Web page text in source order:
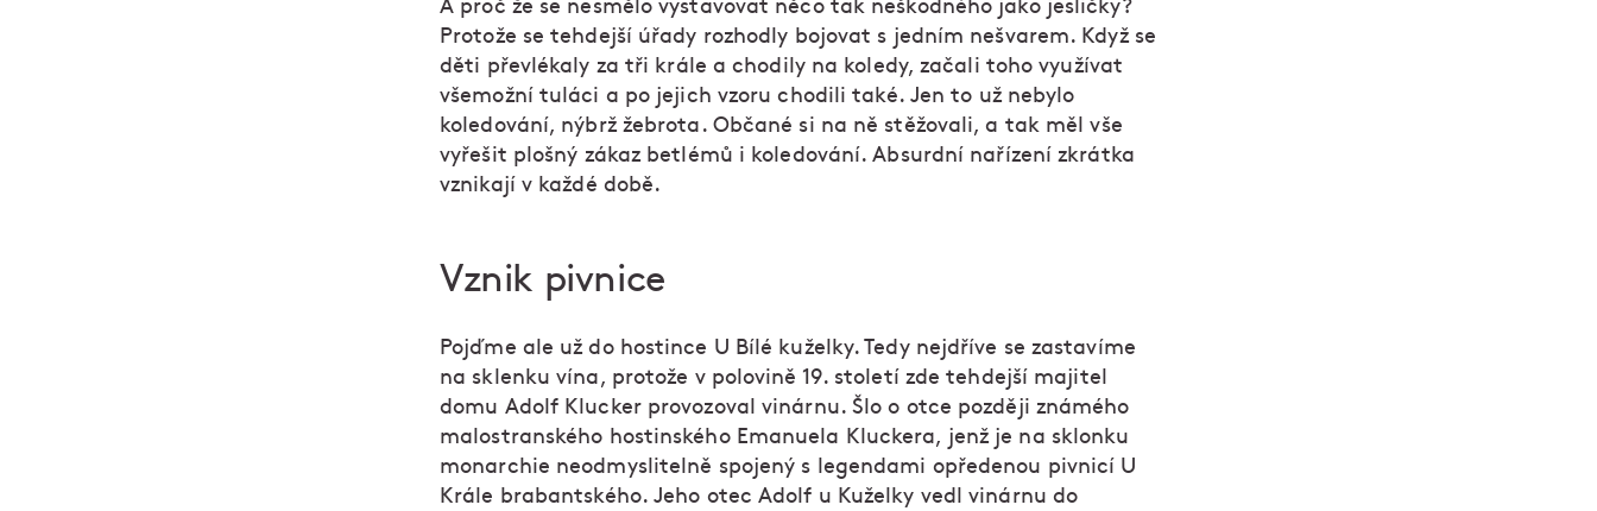
A proč že se nesmělo vystavovat něco tak neškodného jako jesličky?
Protože se tehdejší úřady rozhodly bojovat s jedním nešvarem. Když se
děti převlékaly za tři krále a chodily na koledy, začali toho využívat
všemožní tuláci a po jejich vzoru chodili také. Jen to už nebylo
koledování, nýbrž žebrota. Občané si na ně stěžovali, a tak měl vše
vyřešit plošný zákaz betlémů i koledování. Absurdní nařízení zkrátka
vznikají v každé době.
Vznik pivnice
Pojďme ale už do hostince U Bílé kuželky. Tedy nejdříve se zastavíme
na sklenku vína, protože v polovině 19. století zde tehdejší majitel
domu Adolf Klucker provozoval vinárnu. Šlo o otce později známého
malostranského hostinského Emanuela Kluckera, jenž je na sklonku
monarchie neodmyslitelně spojený s legendami opředenou pivnicí U
Krále brabantského. Jeho otec Adolf u Kuželky vedl vinárnu do